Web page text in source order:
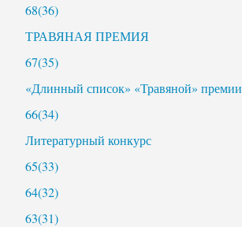
68(36)
ТРАВЯНАЯ ПРЕМИЯ
67(35)
«Длинный список» «Травяной» премии
66(34)
Литературный конкурс
65(33)
64(32)
63(31)